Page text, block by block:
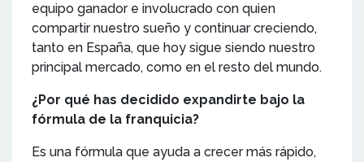
equipo ganador e involucrado con quien
compartir nuestro sueño y continuar creciendo,
tanto en España, que hoy sigue siendo nuestro
principal mercado, como en el resto del mundo.
¿Por qué has decidido expandirte bajo la
fórmula de la franquicia?
Es una fórmula que ayuda a crecer más rápido,